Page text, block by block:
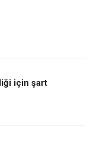
için şart